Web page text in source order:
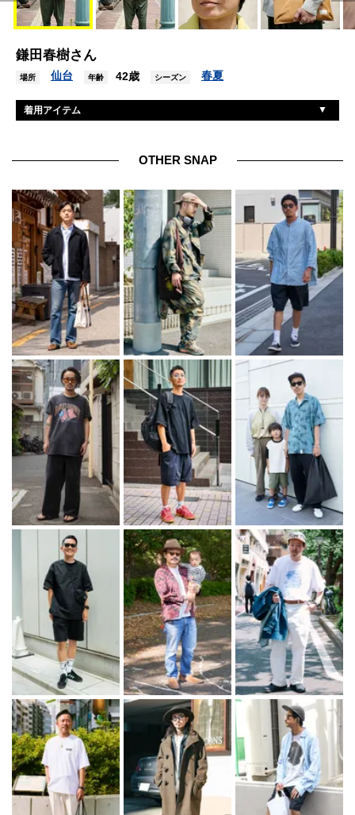
鎌田春樹さん
場所 仙台 年齢 42歳 シーズン 春夏
着用アイテム
シューズ サンダース
眼鏡 ギュパール
バッグ ネーム
ブレスレット シマダアンティークス
バングル シマダアンティークス
リング シマダアンティークス
OTHER SNAP